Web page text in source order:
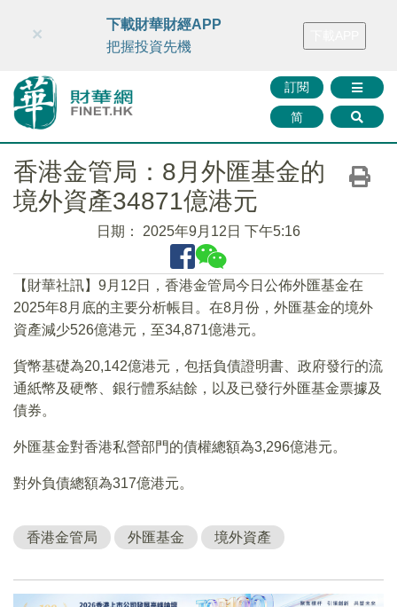
財華智庫網 FINTV FINMETA 財華證券 媒體矩陣
訂閱
简
×
下載財華財經APP
把握投資先機
香港金管局：8月外匯基金的
境外資產34871億港元
日期： 2025年9月12日 下午5:16
【財華社訊】9月12日，香港金管局今日公佈外匯基金在
2025年8月底的主要分析帳目。在8月份，外匯基金的境外
資產減少526億港元，至34,871億港元。
貨幣基礎為20,142億港元，包括負債證明書、政府發行的流
通紙幣及硬幣、銀行體系結餘，以及已發行外匯基金票據及
債券。
外匯基金對香港私營部門的債權總額為3,296億港元。
對外負債總額為317億港元。
香港金管局 外匯基金 境外資產